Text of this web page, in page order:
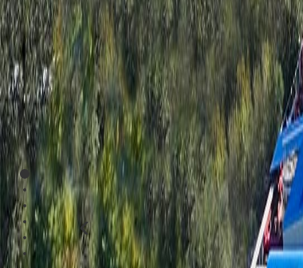
‹
Section 1
Section 2
Section 3
Section 4
Section 5
Section 6